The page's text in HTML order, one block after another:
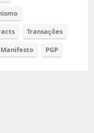
Transações
Manifesto PGP